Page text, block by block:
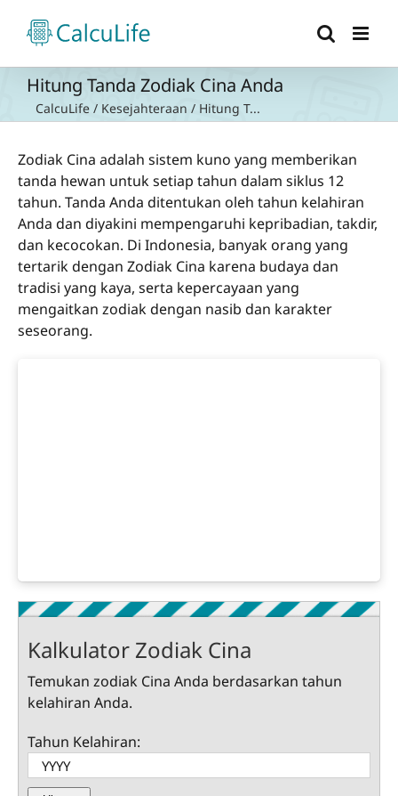
content
Hitung Tanda Zodiak Cina Anda
CalcuLife / Kesejahteraan / Hitung T...
Zodiak Cina adalah sistem kuno yang memberikan
tanda hewan untuk setiap tahun dalam siklus 12
tahun. Tanda Anda ditentukan oleh tahun kelahiran
Anda dan diyakini mempengaruhi kepribadian, takdir,
dan kecocokan. Di Indonesia, banyak orang yang
tertarik dengan Zodiak Cina karena budaya dan
tradisi yang kaya, serta kepercayaan yang
mengaitkan zodiak dengan nasib dan karakter
seseorang.
Kalkulator Zodiak Cina
Temukan zodiak Cina Anda berdasarkan tahun
kelahiran Anda.
Tahun Kelahiran: